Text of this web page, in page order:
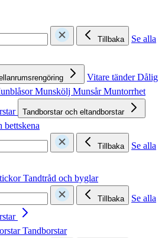
Tillbaka
Se alla
Vitare tänderDålig
Munskölj MunsårMuntorrhet
Tandborstar och eltandborstar
bettskena
Tillbaka
Se alla
Tandtråd och byglar
Tillbaka
Se alla
Tandborstar